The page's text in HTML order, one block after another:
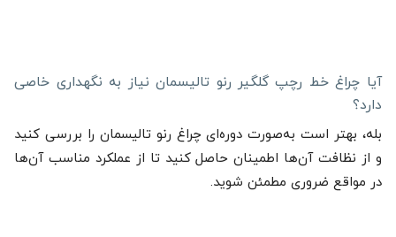
آیا چراغ خط رچپ گلگیر رنو تالیسمان نیاز به نگهداری خاصی
دارد؟
بله، بهتر است به‌صورت دوره‌ای چراغ رنو تالیسمان را بررسی کنید
و از نظافت آن‌ها اطمینان حاصل کنید تا از عملکرد مناسب آن‌ها
در مواقع ضروری مطمئن شوید.